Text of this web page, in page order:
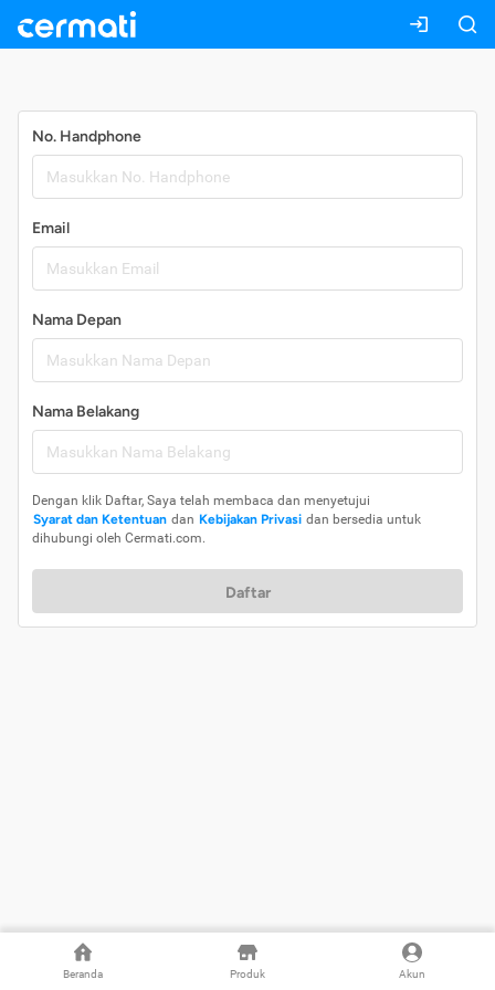
Beranda Produk Akun
No. Handphone
Email
Nama Depan
Nama Belakang
Dengan klik Daftar, Saya telah membaca dan menyetujui
Syarat dan Ketentuan dan Kebijakan Privasi dan bersedia untuk
dihubungi oleh Cermati.com.
Daftar